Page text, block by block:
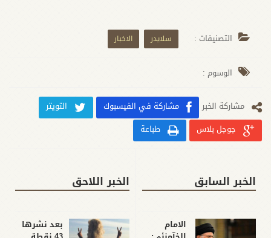
التصنيفات : سلايدر الاخبار
الوسوم :
مشارکة الخبر مشاركة في الفيسبوك
التويتر
جوجل بلاس
طباعة
الخبر السابق
الامام
الخبر اللاحق
بعد نشرها